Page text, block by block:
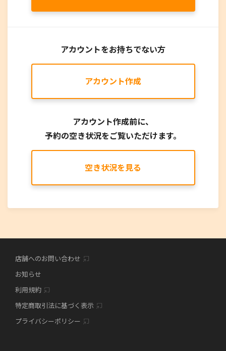
アカウントをお持ちでない方
アカウント作成
アカウント作成前に、
予約の空き状況をご覧いただけます。
空き状況を見る
店舗へのお問い合わせ
お知らせ
利用規約
特定商取引法に基づく表示
プライバシーポリシー